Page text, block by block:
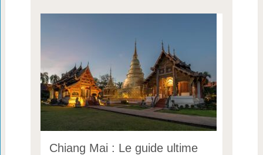
Chiang Mai : Le guide ultime